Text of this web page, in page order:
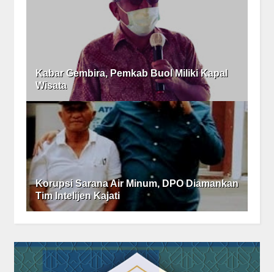
Kabar Gembira, Pemkab Buol Miliki Kapal
Wisata
Korupsi Sarana Air Minum, DPO Diamankan
Tim Intelijen Kajati